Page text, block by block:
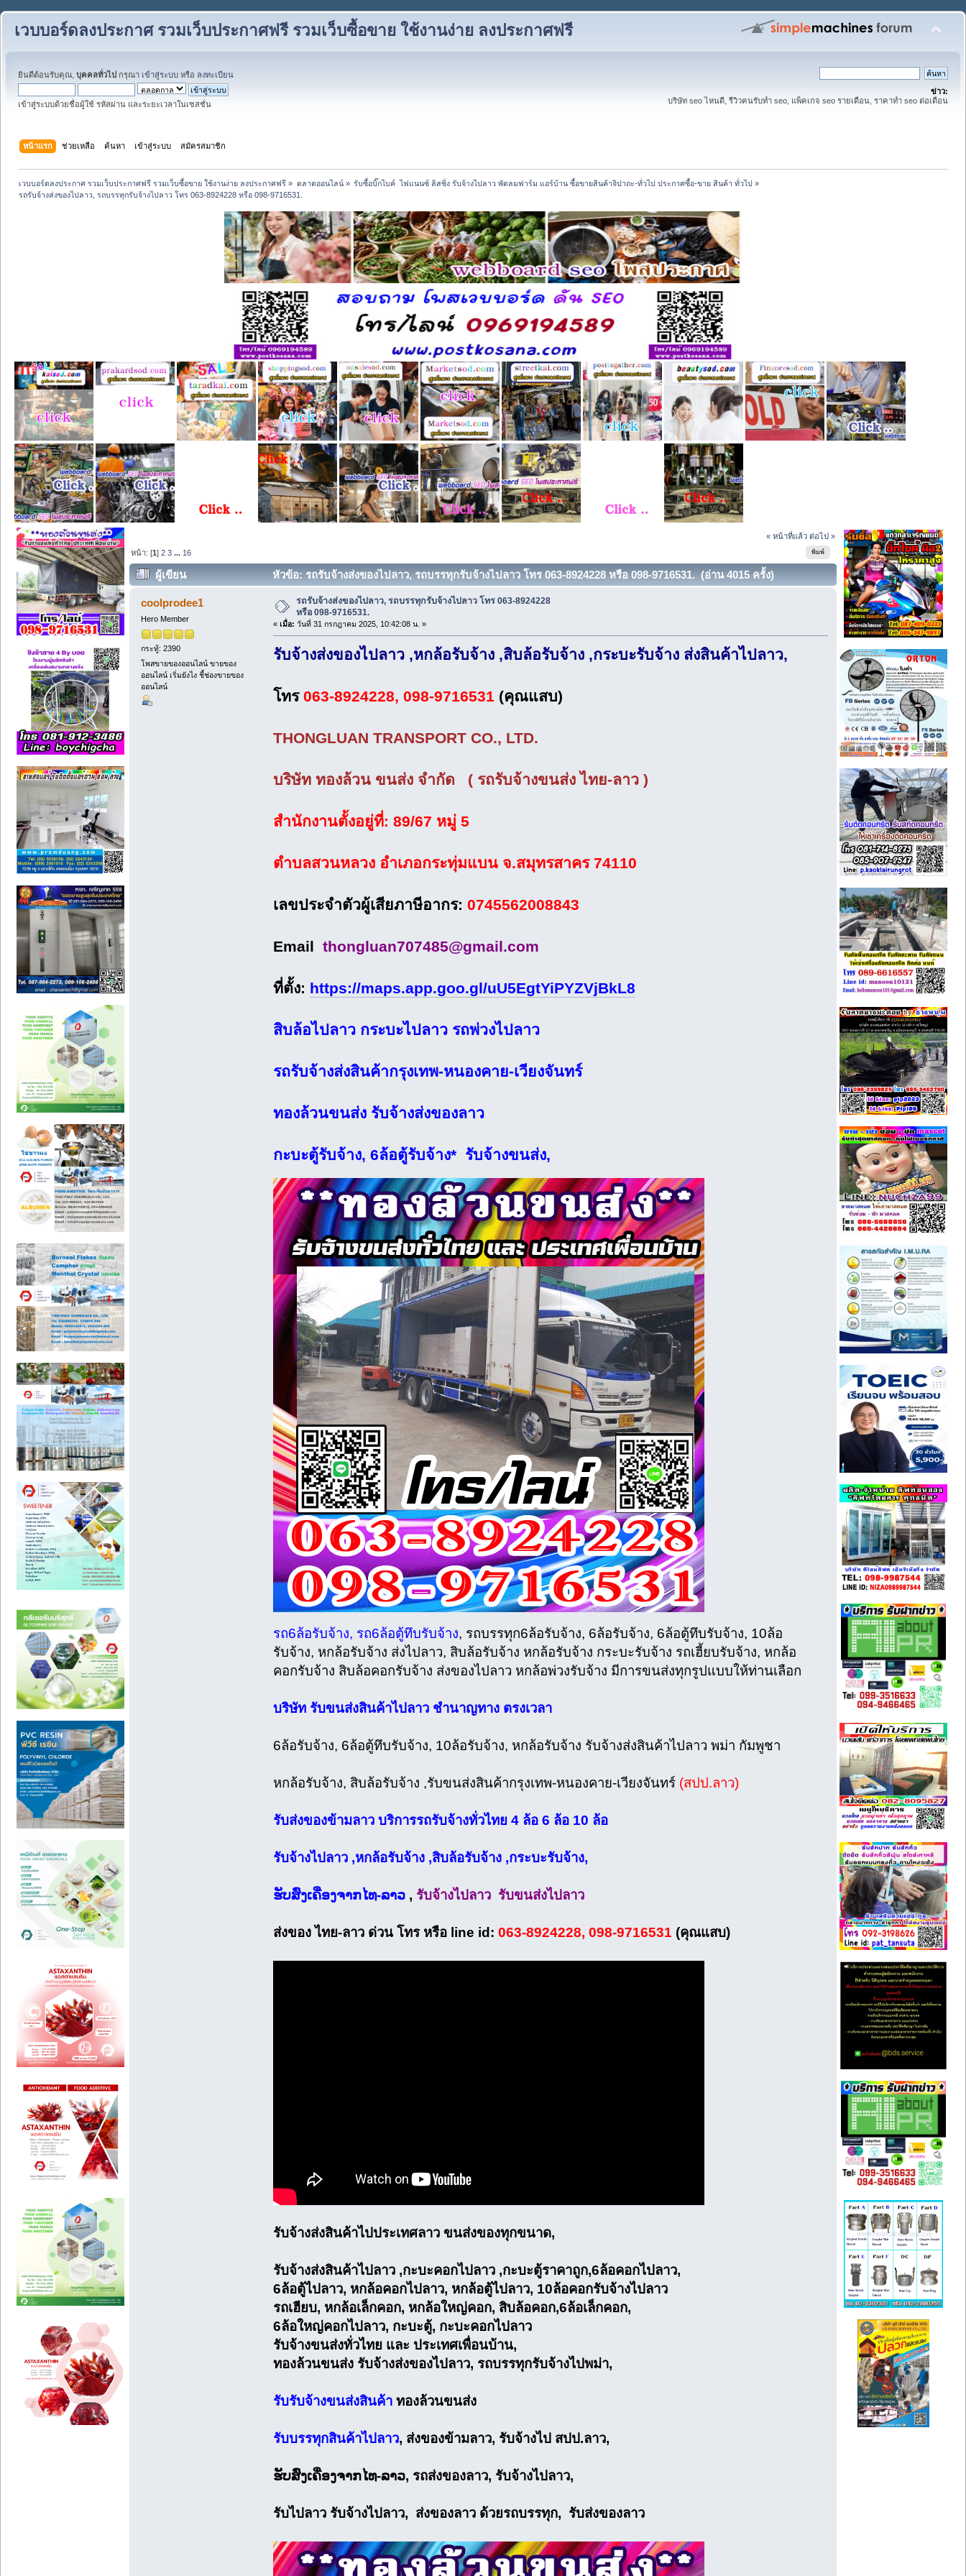
เวบบอร์ดลงประกาศ รวมเว็บประกาศฟรี รวมเว็บซื้อขาย ใช้งานง่าย ลงประกาศฟรี
ยินดีต้อนรับคุณ, บุคคลทั่วไป กรุณา เข้าสู่ระบบ หรือ ลงทะเบียน
เข้าสู่ระบบด้วยชื่อผู้ใช้ รหัสผ่าน และระยะเวลาในเซสชั่น
ข่าว:
บริษัท seo ไหนดี, รีวิวคนรับทำ seo, แพ็คเกจ seo รายเดือน, ราคาทำ seo ต่อเดือน
หน้าแรก ช่วยเหลือ ค้นหา เข้าสู่ระบบ สมัครสมาชิก
เวบบอร์ดลงประกาศ รวมเว็บประกาศฟรี รวมเว็บซื้อขาย ใช้งานง่าย ลงประกาศฟรี » ตลาดออนไลน์» รับซื้อบิ๊กไบค์  ไฟแนนซ์ ลิสซิ่ง รับจ้างไปลาว พัดลมฟาร์ม แอร์บ้าน ซื้อขายสินค้าจิปาถะ-ทั่วไป ประกาศซื้อ-ขาย สินค้า ทั่วไป»
รถรับจ้างส่งของไปลาว, รถบรรทุกรับจ้างไปลาว โทร 063-8924228 หรือ 098-9716531.
« หน้าที่แล้ว ต่อไป »
พิมพ์
หน้า: [1]2 3 ... 16
ผู้เขียน หัวข้อ: รถรับจ้างส่งของไปลาว, รถบรรทุกรับจ้างไปลาว โทร 063-8924228 หรือ 098-9716531. (อ่าน 4015 ครั้ง)
coolprodee1
Hero Member
กระทู้: 2390
โพสขายของออนไลน์ ขายของ
ออนไลน์ เริ่มยังไง ชี้ช่องขายของ
ออนไลน์
รถรับจ้างส่งของไปลาว, รถบรรทุกรับจ้างไปลาว โทร 063-8924228
หรือ 098-9716531.
« เมื่อ: วันที่ 31 กรกฎาคม 2025, 10:42:08 น. »
รับจ้างส่งของไปลาว ,หกล้อรับจ้าง ,สิบล้อรับจ้าง ,กระบะรับจ้าง ส่งสินค้าไปลาว,
โทร 063-8924228, 098-9716531 (คุณแสบ)
THONGLUAN TRANSPORT CO., LTD.
บริษัท ทองล้วน ขนส่ง จำกัด ( รถรับจ้างขนส่ง ไทย-ลาว )
สำนักงานตั้งอยู่ที่: 89/67 หมู่ 5
ตำบลสวนหลวง อำเภอกระทุ่มแบน จ.สมุทรสาคร 74110
เลขประจำตัวผู้เสียภาษีอากร: 0745562008843
Email thongluan707485@gmail.com
ที่ตั้ง: https://maps.app.goo.gl/uU5EgtYiPYZVjBkL8
สิบล้อไปลาว กระบะไปลาว รถพ่วงไปลาว
รถรับจ้างส่งสินค้ากรุงเทพ-หนองคาย-เวียงจันทร์
ทองล้วนขนส่ง รับจ้างส่งของลาว
กะบะตู้รับจ้าง, 6ล้อตู้รับจ้าง* รับจ้างขนส่ง,
รถ6ล้อรับจ้าง, รถ6ล้อตู้ทึบรับจ้าง, รถบรรทุก6ล้อรับจ้าง, 6ล้อรับจ้าง, 6ล้อตู้ทึบรับจ้าง, 10ล้อ
รับจ้าง, หกล้อรับจ้าง ส่งไปลาว, สิบล้อรับจ้าง หกล้อรับจ้าง กระบะรับจ้าง รถเฮี้ยบรับจ้าง, หกล้อ
คอกรับจ้าง สิบล้อคอกรับจ้าง ส่งของไปลาว หกล้อพ่วงรับจ้าง มีการขนส่งทุกรูปแบบให้ท่านเลือก
บริษัท รับขนส่งสินค้าไปลาว ชำนาญทาง ตรงเวลา
6ล้อรับจ้าง, 6ล้อตู้ทึบรับจ้าง, 10ล้อรับจ้าง, หกล้อรับจ้าง รับจ้างส่งสินค้าไปลาว พม่า กัมพูชา
หกล้อรับจ้าง, สิบล้อรับจ้าง ,รับขนส่งสินค้ากรุงเทพ-หนองคาย-เวียงจันทร์ (สปป.ลาว)
รับส่งของข้ามลาว บริการรถรับจ้างทั่วไทย 4 ล้อ 6 ล้อ 10 ล้อ
รับจ้างไปลาว ,หกล้อรับจ้าง ,สิบล้อรับจ้าง ,กระบะรับจ้าง,
ຮັບສົ່ງເຄື່ອງຈາກໄທ-ລາວ , รับจ้างไปลาว รับขนส่งไปลาว
ส่งของ ไทย-ลาว ด่วน โทร หรือ line id: 063-8924228, 098-9716531 (คุณแสบ)
รับจ้างส่งสินค้าไปประเทศลาว ขนส่งของทุกขนาด,
รับจ้างส่งสินค้าไปลาว ,กะบะคอกไปลาว ,กะบะตู้ราคาถูก,6ล้อคอกไปลาว,
6ล้อตู้ไปลาว, หกล้อคอกไปลาว, หกล้อตู้ไปลาว, 10ล้อคอกรับจ้างไปลาว
รถเฮียบ, หกล้อเล็กคอก, หกล้อใหญ่คอก, สิบล้อคอก,6ล้อเล็กคอก,
6ล้อใหญ่คอกไปลาว, กะบะตู้, กะบะคอกไปลาว
รับจ้างขนส่งทั่วไทย และ ประเทศเพื่อนบ้าน,
ทองล้วนขนส่ง รับจ้างส่งของไปลาว, รถบรรทุกรับจ้างไปพม่า,
รับรับจ้างขนส่งสินค้าทองล้วนขนส่ง
รับบรรทุกสินค้าไปลาว, ส่งของข้ามลาว, รับจ้างไป สปป.ลาว,
ຮັບສົ່ງເຄື່ອງຈາກໄທ-ລາວ, รถส่งของลาว, รับจ้างไปลาว,
รับไปลาว รับจ้างไปลาว, ส่งของลาว ด้วยรถบรรทุก, รับส่งของลาว